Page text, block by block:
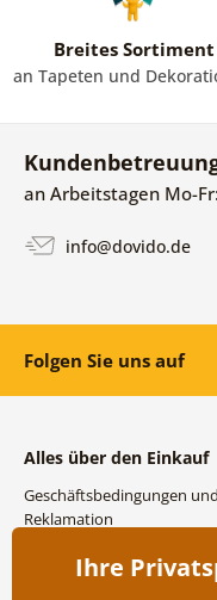
Breites Sortiment
an Tapeten und
an Arbeitstagen Mo-
info@dovido.de
Folgen Sie uns auf
Alles über den Einkauf
Geschäftsbedingungen und
Reklamation
Versand- und
Ihre